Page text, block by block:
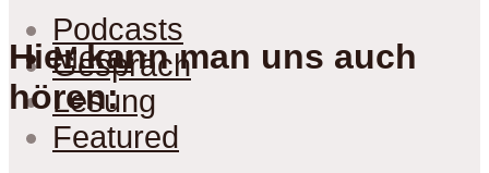
Menu
Hier kann man uns auch
hören:
Podcasts
Gespräch
Lesung
Featured